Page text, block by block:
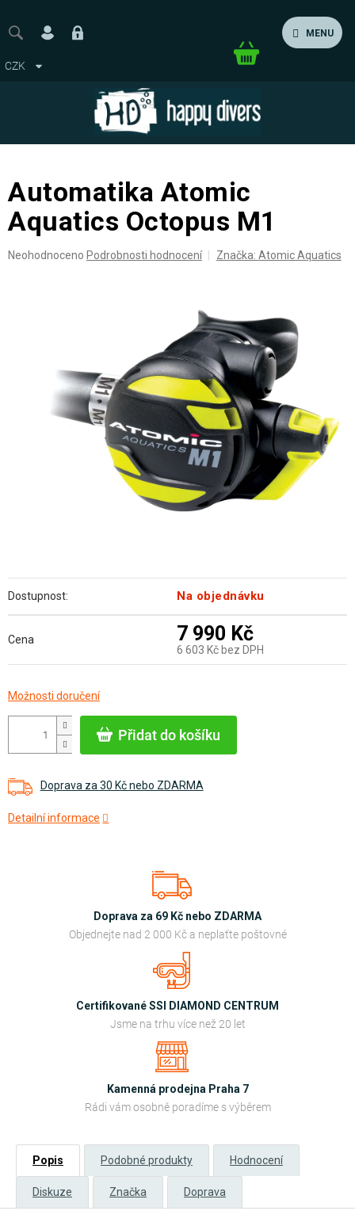
obsah
MENU
CZK
Nákupní
Automatika Atomic
Aquatics Octopus M1
Průměrné
Neohodnoceno Podrobnosti hodnocení Značka: Atomic Aquatics
Přidat do košíku
Doprava za 30 Kč nebo ZDARMA
Detailní informace
Dostupnost: Na objednávku
Cena 7 990 Kč
6 603 Kč bez DPH
cena:
Možnosti doručení
Doprava za 69 Kč nebo ZDARMA
Objednejte nad 2 000 Kč a neplaťte poštovné
Certifikované SSI DIAMOND CENTRUM
Jsme na trhu více než 20 let
Kamenná prodejna Praha 7
Rádi vám osobně poradíme s výběrem
Popis Podobné produkty Hodnocení
Diskuze Značka Doprava